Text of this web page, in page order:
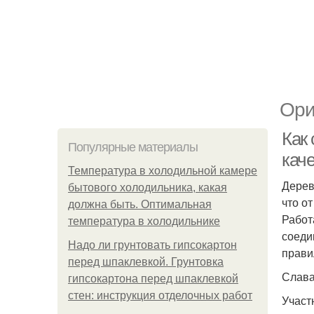
Популярные материалы
Температура в холодильной камере
бытового холодильника, какая
должна быть. Оптимальная
температура в холодильнике
Надо ли грунтовать гипсокартон
перед шпаклевкой. Грунтовка
гипсокартона перед шпаклевкой
стен: инструкция отделочных работ
что